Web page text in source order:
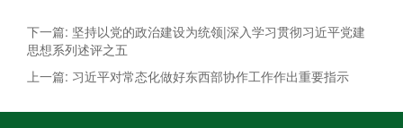
下一篇: 坚持以党的政治建设为统领|深入学习贯彻习近平党建
思想系列述评之五
上一篇: 习近平对常态化做好东西部协作工作作出重要指示